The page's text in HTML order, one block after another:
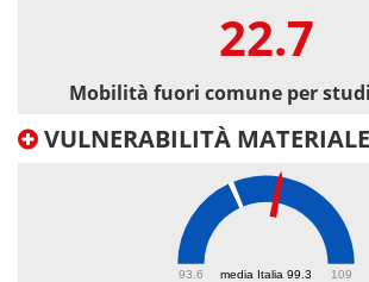
22.7
Mobilità fuori comune per
VULNERABILITÀ
media Italia 99.3
93.6 109